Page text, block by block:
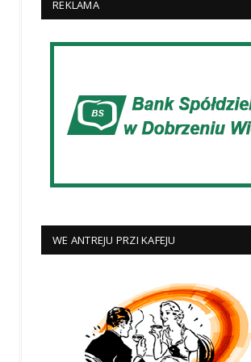
REKLAMA
WE ANTREJU PRZI KAFEJU